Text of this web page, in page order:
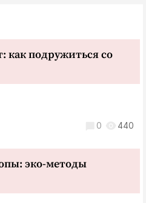
подружиться со
0 440
эко-методы